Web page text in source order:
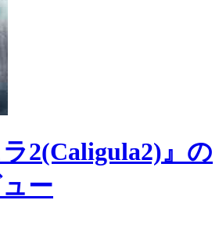
ラ2(Caligula2)』の
ー